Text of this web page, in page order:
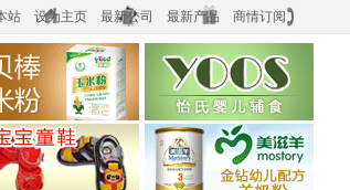
站 设为主页 最新公司 最新产品 商情订阅
江西贝棒儿童食品 上海怡氏食品科技有限公司